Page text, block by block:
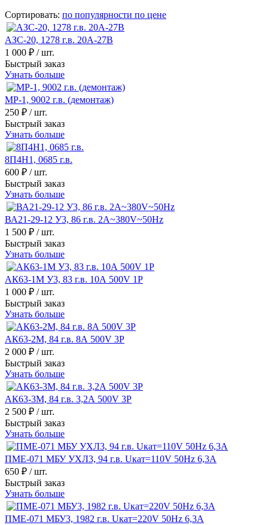
Сортировать: по популярности по цене
АЗС-20, 1278 г.в. 20А-27В
1 000 ₽ / шт.
Быстрый заказ
Узнать больше
МР-1, 9002 г.в. (демонтаж)
250 ₽ / шт.
Быстрый заказ
Узнать больше
8П4Н1, 0685 г.в.
600 ₽ / шт.
Быстрый заказ
Узнать больше
ВА21-29-12 У3, 86 г.в. 2A~380V~50Hz
1 500 ₽ / шт.
Быстрый заказ
Узнать больше
АК63-1М У3, 83 г.в. 10А 500V 1P
1 000 ₽ / шт.
Быстрый заказ
Узнать больше
АК63-2М, 84 г.в. 8А 500V 3P
2 000 ₽ / шт.
Быстрый заказ
Узнать больше
АК63-3М, 84 г.в. 3,2А 500V 3P
2 500 ₽ / шт.
Быстрый заказ
Узнать больше
ПМЕ-071 МБУ УХЛ3, 94 г.в. Uкат=110V 50Hz 6,3A
650 ₽ / шт.
Быстрый заказ
Узнать больше
ПМЕ-071 МБУ3, 1982 г.в. Uкат=220V 50Hz 6,3A